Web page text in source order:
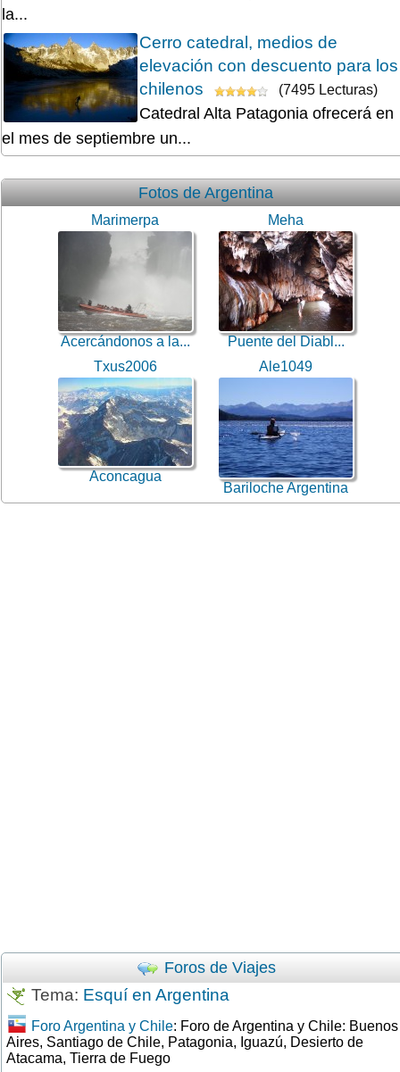
la...
Cerro catedral, medios de
elevación con descuento para los
chilenos
(7495 Lecturas)
Catedral Alta Patagonia ofrecerá en
el mes de septiembre un...
Fotos de Argentina
Marimerpa
Acercándonos a la...
Meha
Puente del Diabl...
Txus2006
Aconcagua
Ale1049
Bariloche Argentina
Foros de Viajes
Tema: Esquí en Argentina
Foro Argentina y Chile: Foro de Argentina y Chile: Buenos
Aires, Santiago de Chile, Patagonia, Iguazú, Desierto de
Atacama, Tierra de Fuego